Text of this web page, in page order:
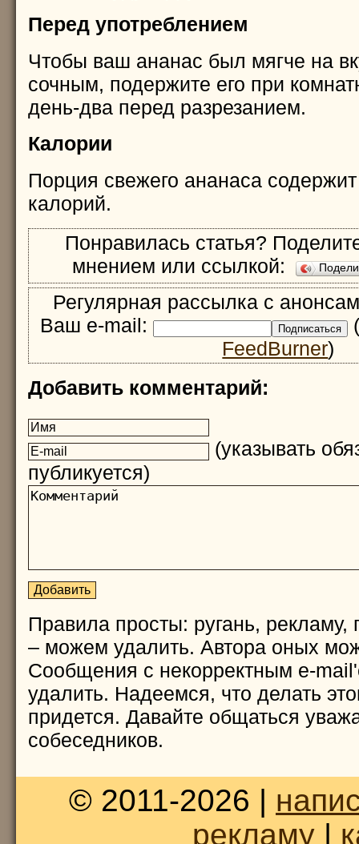
Перед употреблением
Чтобы ваш ананас был мягче на
сочным, подержите его при
день-два перед разрезанием.
Калории
Порция свежего ананаса
калорий.
Понравилась статья?
мнением или ссылкой:
Регулярная рассылка с
Ваш e-mail:
FeedBurner)
Добавить комментарий:
(указывать
публикуется)
Правила просты: ругань, рекламу,
– можем удалить. Автора оных
Сообщения с некорректным e-
удалить. Надеемся, что делать
придется. Давайте общаться
собеседников.
© 2011-2026 |
рекламу|